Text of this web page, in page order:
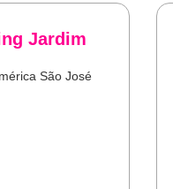
Jardim
São José